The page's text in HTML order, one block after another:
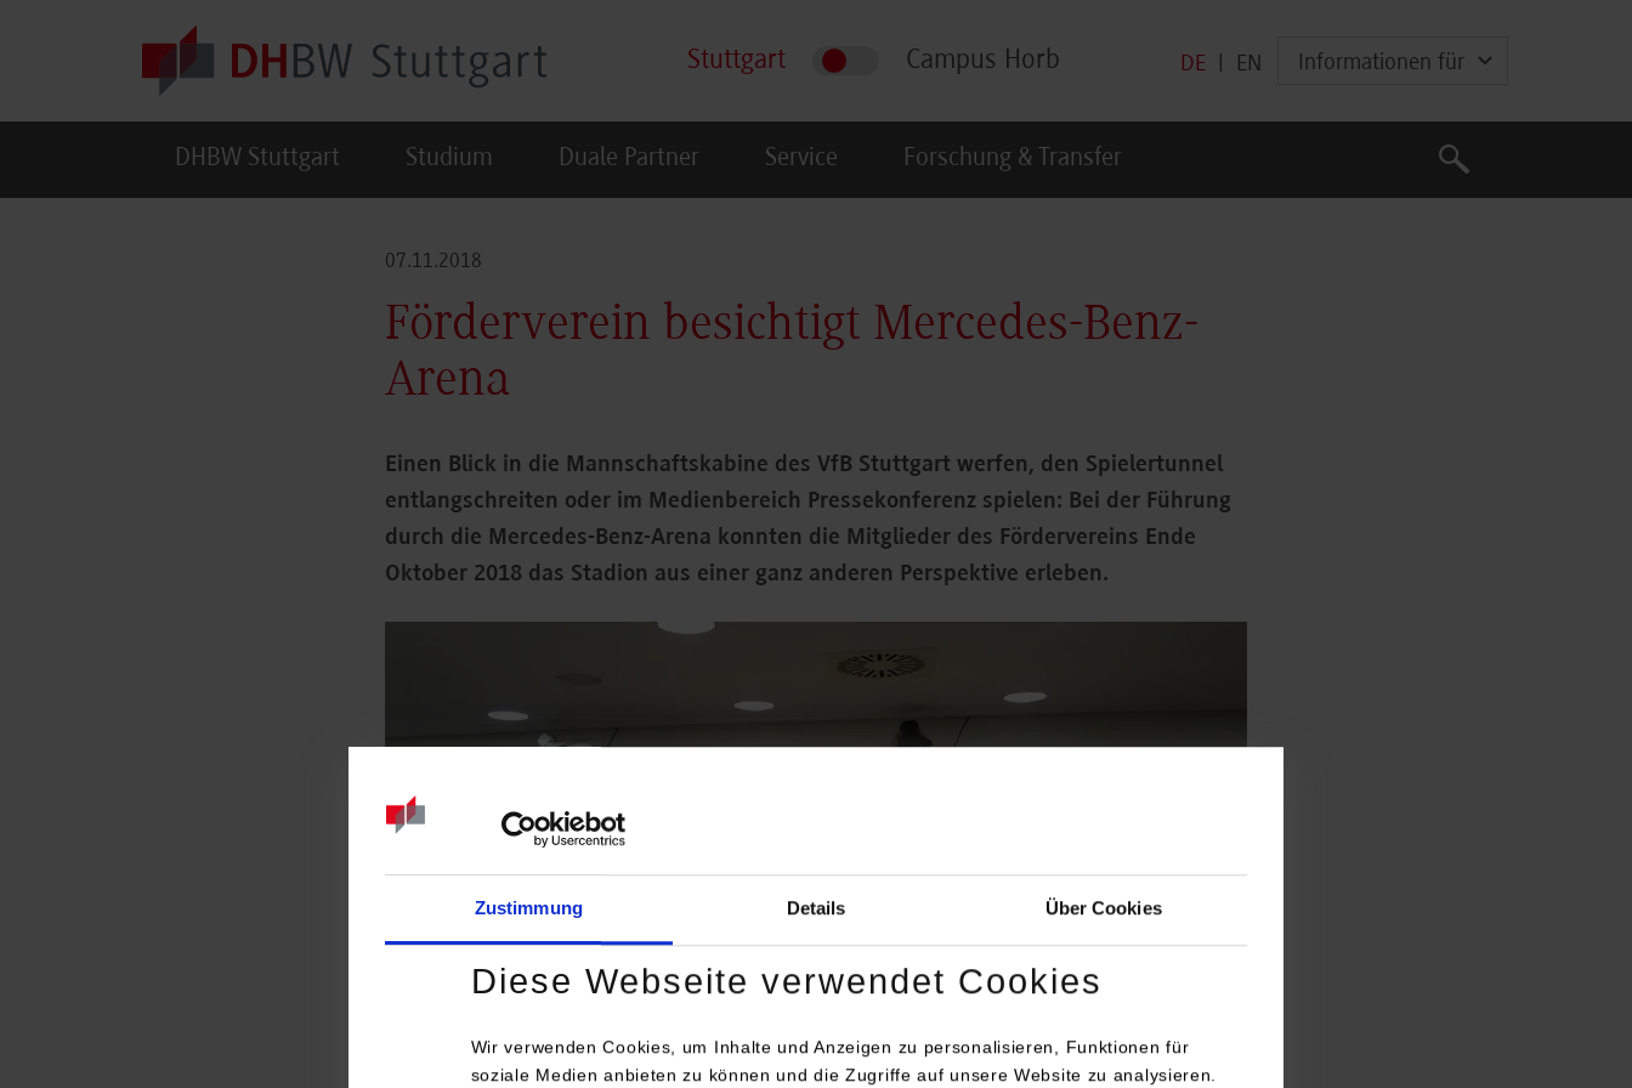
Zustimmung Details Über Cookies
Diese Webseite verwendet Cookies
Wir verwenden Cookies, um Inhalte und Anzeigen zu personalisieren, Funktionen für
soziale Medien anbieten zu können und die Zugriffe auf unsere Website zu analysieren.
Stuttgart Campus Horb DE EN Informationen für
DHBW Stuttgart Studium Duale Partner Service Forschung & Transfer
Suche
Suche
07.11.2018
Förderverein besichtigt Mercedes-Benz-
Arena
Einen Blick in die Mannschaftskabine des VfB Stuttgart werfen, den Spielertunnel
entlangschreiten oder im Medienbereich Pressekonferenz spielen: Bei der Führung
durch die Mercedes-Benz-Arena konnten die Mitglieder des Fördervereins Ende
Oktober 2018 das Stadion aus einer ganz anderen Perspektive erleben.